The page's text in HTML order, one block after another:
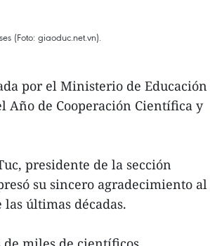
(Foto: giaoduc.net.vn).
por el Ministerio de Educación
Año de Cooperación Científica y
presidente de la sección
su sincero agradecimiento al
últimas décadas.